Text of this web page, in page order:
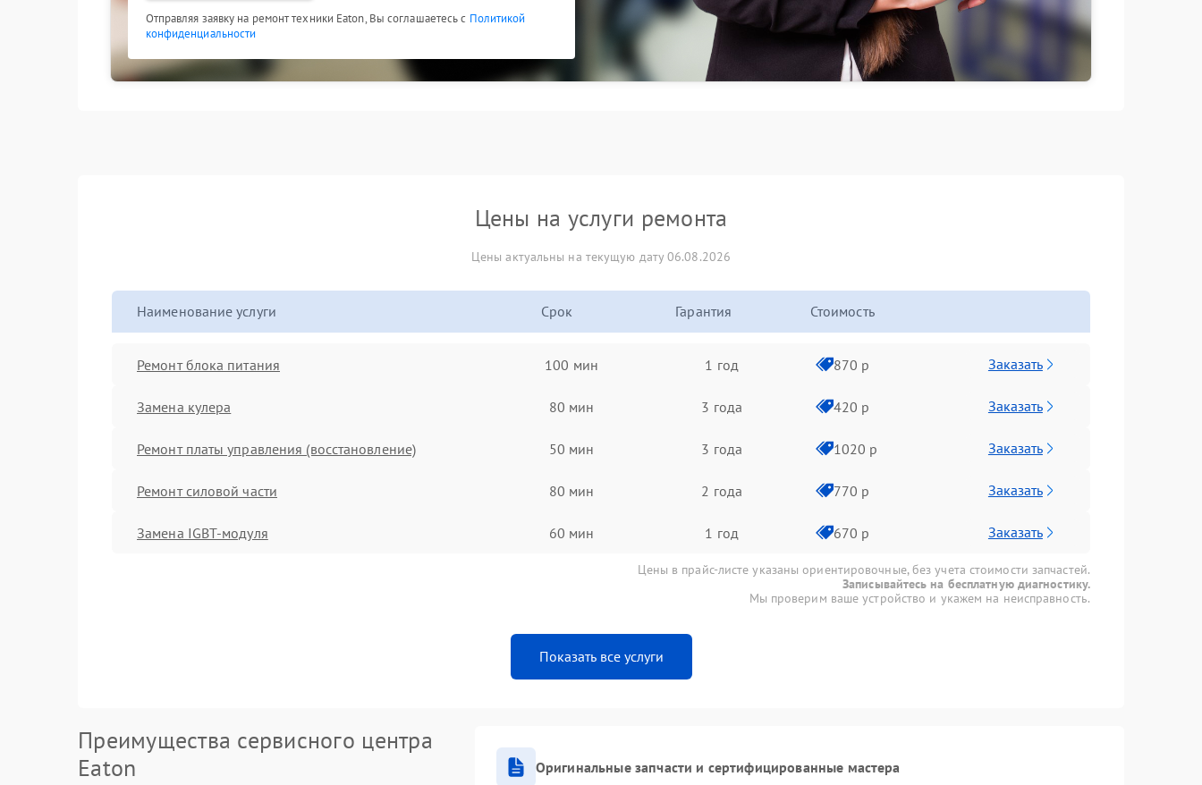
Отправляя заявку на ремонт техники Eaton, Вы соглашаетесь с Политикой
конфиденциальности
Цены на услуги ремонта
Цены актуальны на текущую дату 06.08.2026
Наименование услуги Срок Гарантия Стоимость
Ремонт блока питания 100 мин 1 год 870 р Заказать
Замена кулера 80 мин 3 года 420 р Заказать
Ремонт платы управления (восстановление) 50 мин 3 года 1020 р Заказать
Ремонт силовой части 80 мин 2 года 770 р Заказать
Замена IGBT-модуля 60 мин 1 год 670 р Заказать
Цены в прайс-листе указаны ориентировочные, без учета стоимости запчастей.
Записывайтесь на бесплатную диагностику.
Мы проверим ваше устройство и укажем на неисправность.
Показать все услуги
Преимущества сервисного центра
Eaton
Оригинальные запчасти и сертифицированные мастера